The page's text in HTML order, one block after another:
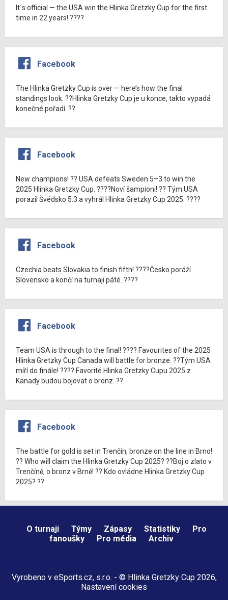
It´s official — the USA win the Hlinka Gretzky Cup for the first
time in 22 years! ????
Facebook
The Hlinka Gretzky Cup is over — here’s how the final
standings look. ??Hlinka Gretzky Cup je u konce, takto vypadá
konečné pořadí. ??
Facebook
New champions! ?? USA defeats Sweden 5–3 to win the
2025 Hlinka Gretzky Cup. ????Noví šampioni! ?? Tým USA
porazil Švédsko 5:3 a vyhrál Hlinka Gretzky Cup 2025. ????
Facebook
Czechia beats Slovakia to finish fifth! ????Česko poráží
Slovensko a končí na turnaji páté. ????
Facebook
Team USA is through to the final! ???? Favourites of the 2025
Hlinka Gretzky Cup Canada will battle for bronze. ??Tým USA
míří do finále! ???? Favorité Hlinka Gretzky Cupu 2025 z
Kanady budou bojovat o bronz. ??
Facebook
The battle for gold is set in Trenčín, bronze on the line in Brno!
?? Who will claim the Hlinka Gretzky Cup 2025? ??Boj o zlato v
Trenčíně, o bronz v Brně! ?? Kdo ovládne Hlinka Gretzky Cup
2025? ??
O turnaji Týmy Zápasy Statistiky
Pro
fanoušky
Pro média Archiv
Vyrobeno v eSports.cz, s.r.o. - © Hlinka Gretzky Cup 2026,
Nastavení cookies